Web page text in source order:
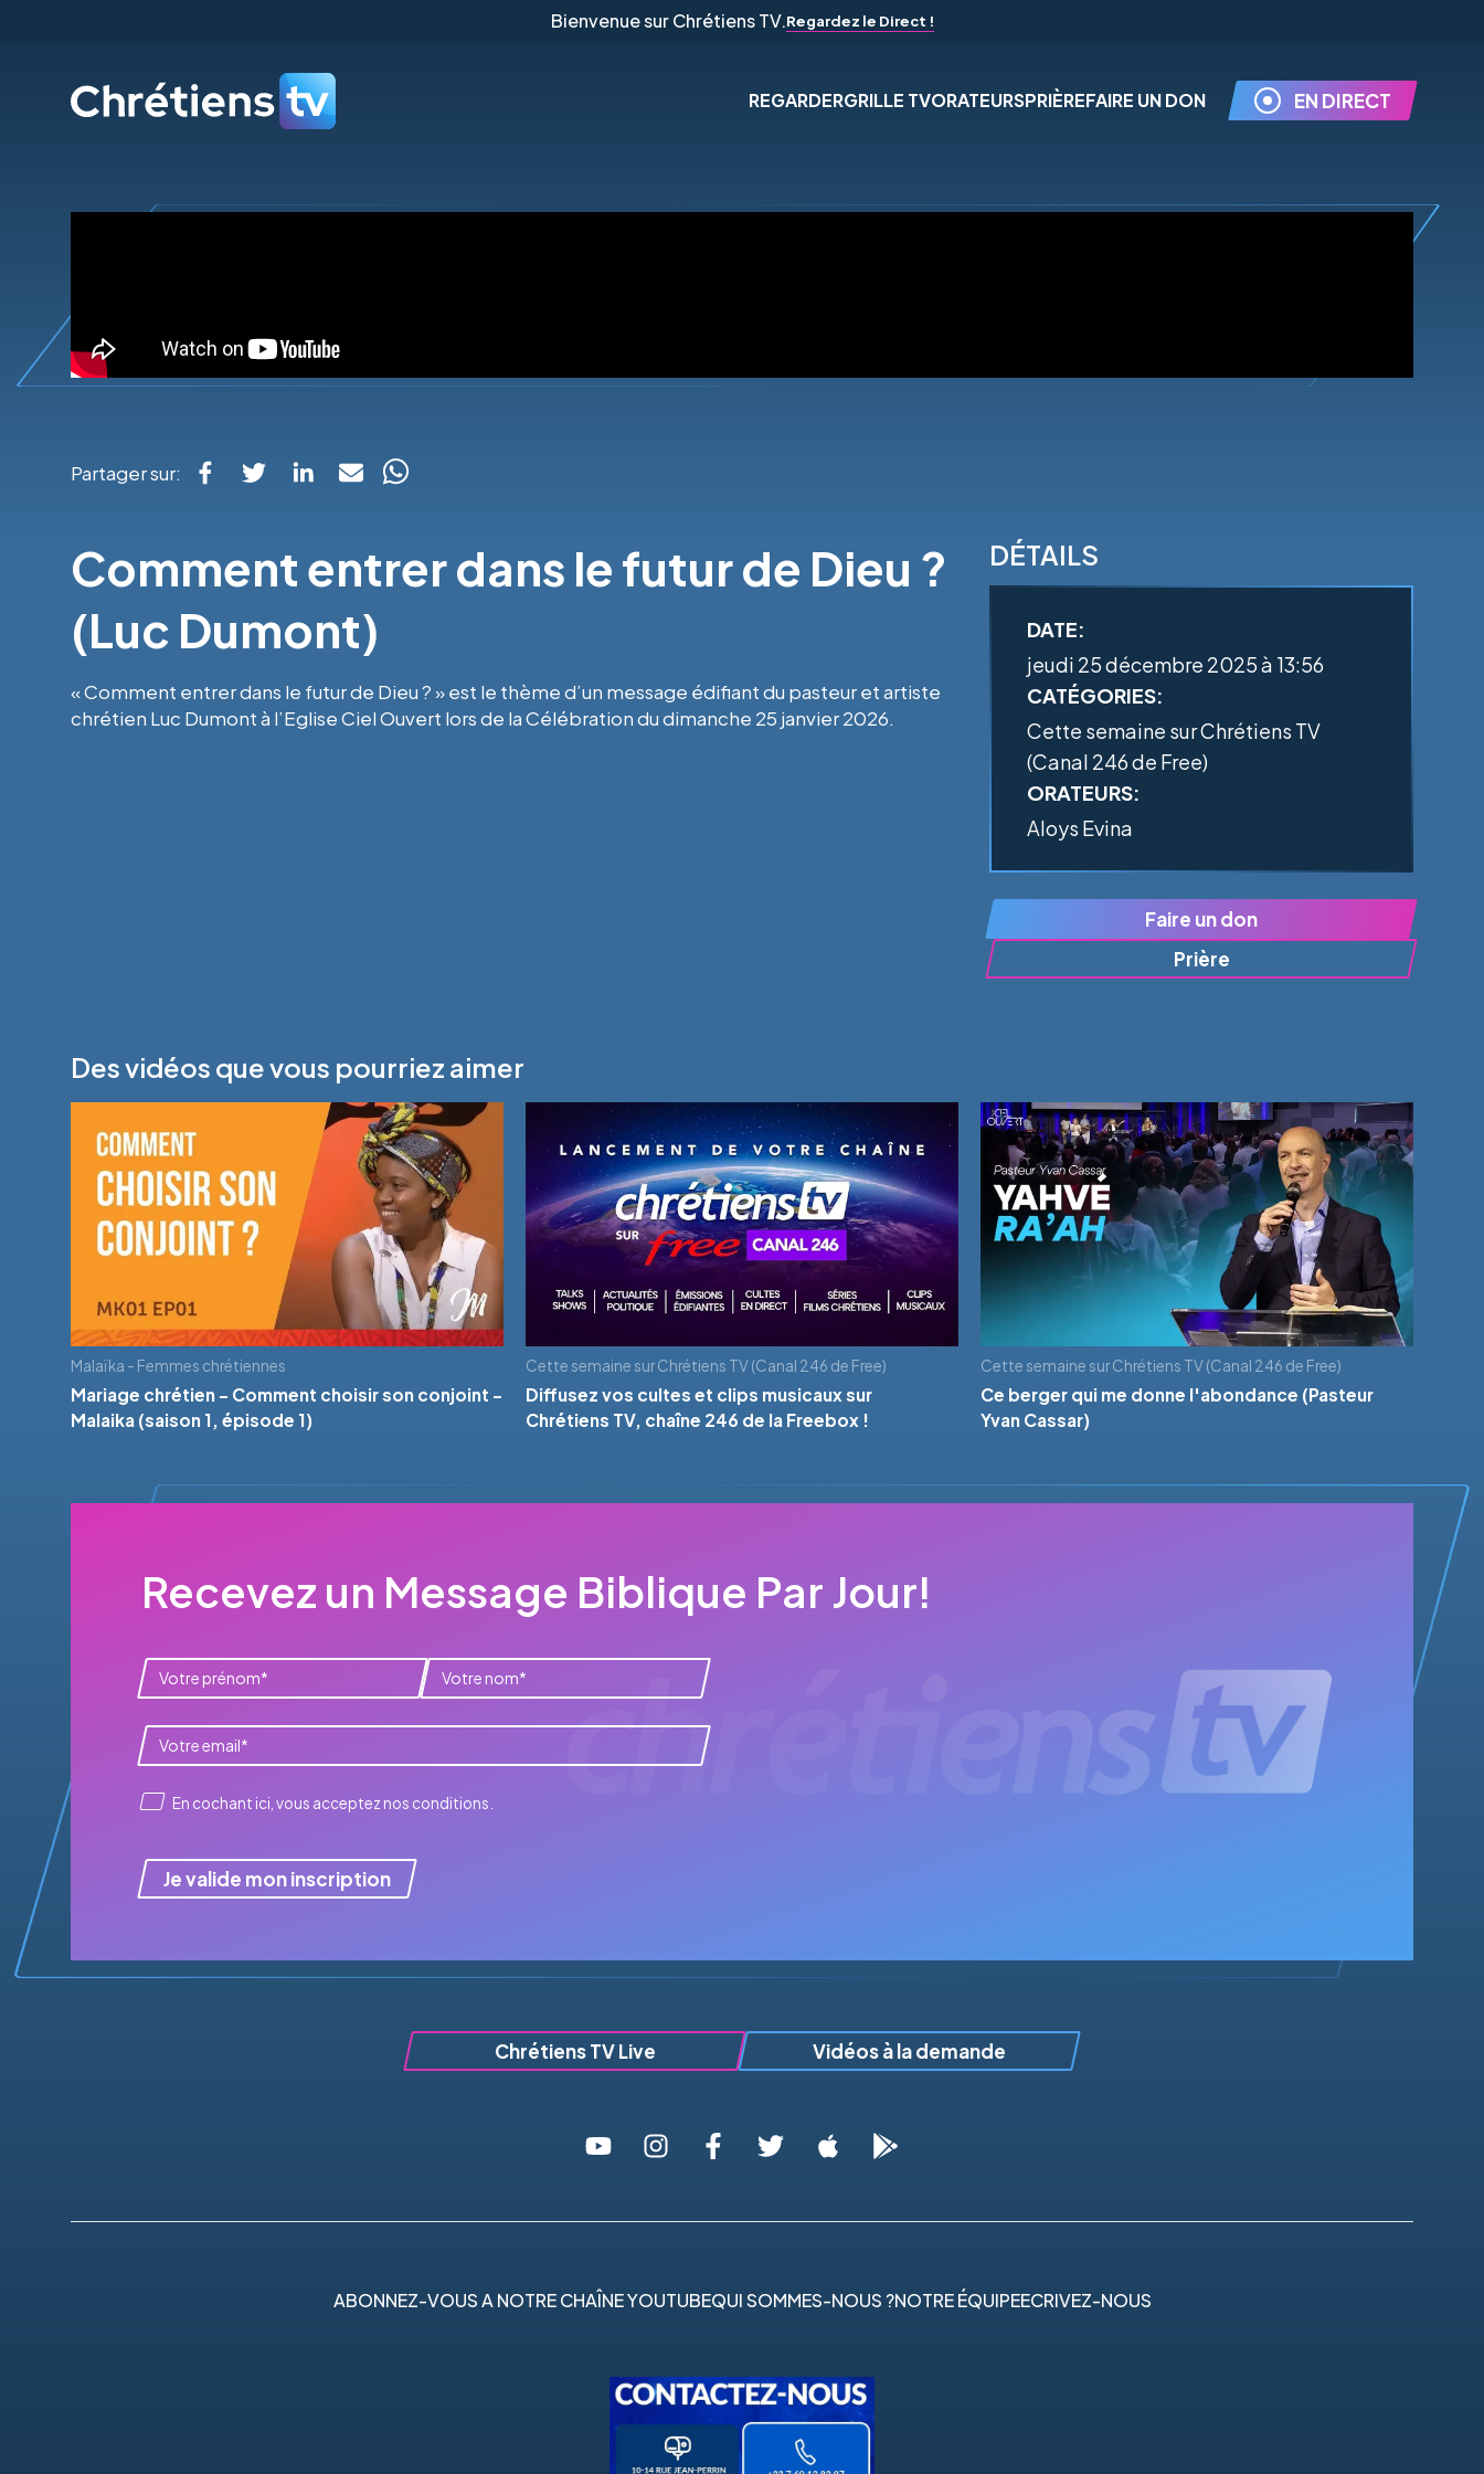
Bienvenue sur Chrétiens TV.Regardez le Direct !
REGARDERGRILLE TVORATEURSPRIÈREFAIRE UN DON EN DIRECT
Partager sur:
Comment entrer dans le futur de Dieu ?
(Luc Dumont)
« Comment entrer dans le futur de Dieu ? » est le thème d’un message édifiant du pasteur et artiste
chrétien Luc Dumont à l’Eglise Ciel Ouvert lors de la Célébration du dimanche 25 janvier 2026.
DÉTAILS
DATE:
jeudi 25 décembre 2025 à 13:56
CATÉGORIES:
Cette semaine sur Chrétiens TV
(Canal 246 de Free)
ORATEURS:
Aloys Evina
Faire un don
Prière
Des vidéos que vous pourriez aimer
Malaïka - Femmes chrétiennes
Mariage chrétien - Comment choisir son conjoint -
Malaika (saison 1, épisode 1)
Cette semaine sur Chrétiens TV (Canal 246 de Free)
Diffusez vos cultes et clips musicaux sur
Chrétiens TV, chaîne 246 de la Freebox !
Cette semaine sur Chrétiens TV (Canal 246 de Free)
Ce berger qui me donne l'abondance (Pasteur
Yvan Cassar)
Recevez un Message Biblique Par Jour!
En cochant ici, vous acceptez nos conditions
Je valide mon inscription
Chrétiens TV Live Vidéos à la demande
ABONNEZ-VOUS A NOTRE CHAÎNE YOUTUBEQUI SOMMES-NOUS ?NOTRE ÉQUIPEECRIVEZ-NOUS